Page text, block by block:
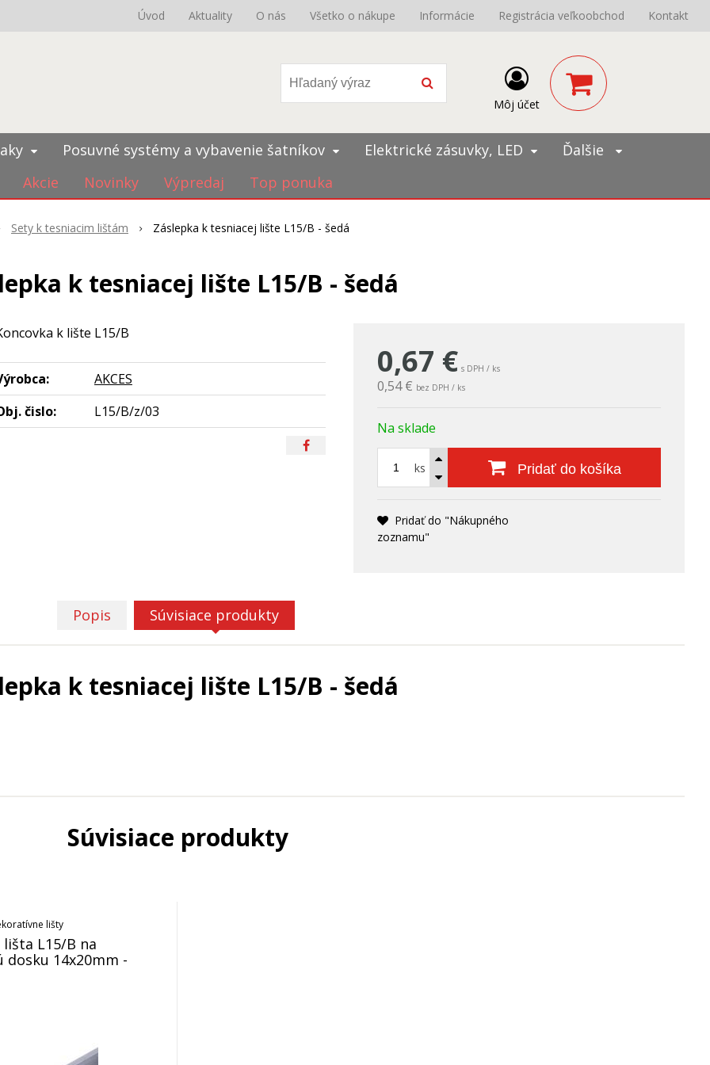
Úvod Aktuality O nás Všetko o nákupe Informácie Registrácia veľkoobchod Kontakt
Môj účet
Posuvné systémy a vybavenie šatníkov Elektrické zásuvky, LED
Ďalšie
Akcie
Novinky Výpredaj Top ponuka
Sety k tesniacim lištám Záslepka k tesniacej lište L15/B - šedá
k tesniacej lište L15/B - šedá
0,67 € s DPH / ks
0,54 € bez DPH / ks
Na sklade
ks Pridať do košíka
Pridať do "Nákupného
zoznamu"
k lište L15/B
AKCES
čislo:
L15/B/z/03
Popis Súvisiace produkty
k tesniacej lište L15/B - šedá
Súvisiace produkty
lišty
lišta L15/B na
dosku 14x20mm -